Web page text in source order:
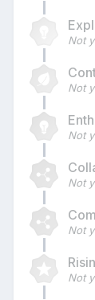
Not
Not
Not
Not
Not
Not